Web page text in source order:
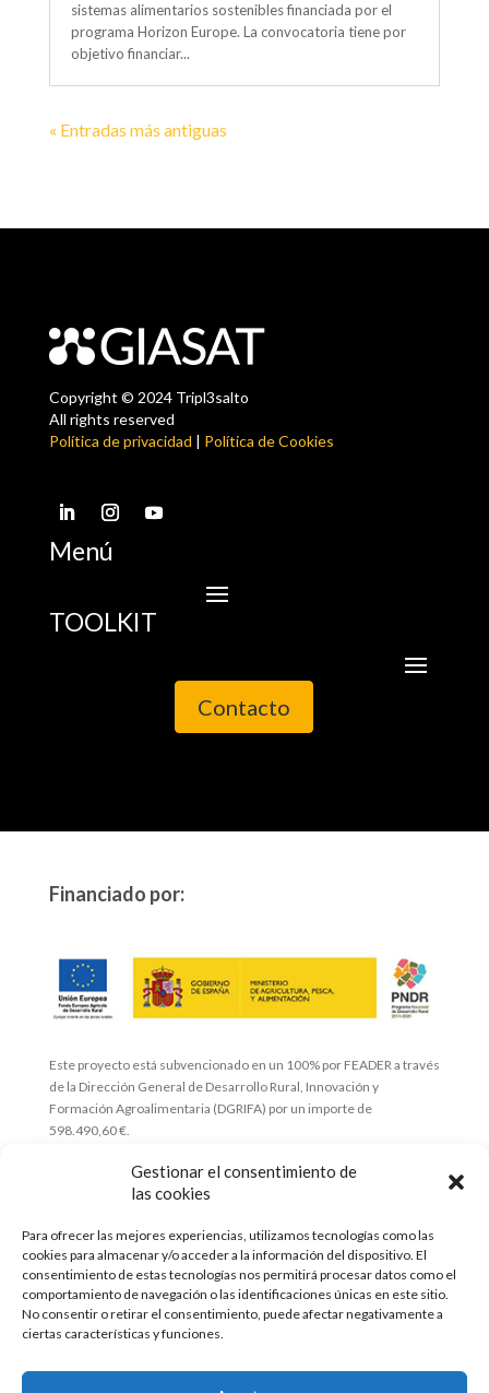
Gestionar el consentimiento de
las cookies
Para ofrecer las mejores experiencias, utilizamos tecnologías como las
cookies para almacenar y/o acceder a la información del dispositivo. El
consentimiento de estas tecnologías nos permitirá procesar datos como el
comportamiento de navegación o las identificaciones únicas en este sitio.
No consentir o retirar el consentimiento, puede afectar negativamente a
ciertas características y funciones.
sistemas alimentarios sostenibles financiada por el
programa Horizon Europe. La convocatoria tiene por
objetivo financiar...
« Entradas más antiguas
Copyright © 2024 Tripl3salto
All rights reserved
Política de privacidad | Política de Cookies
Menú
TOOLKIT
Contacto
Financiado por:
Este proyecto está subvencionado en un 100% por FEADER a través
de la Dirección General de Desarrollo Rural, Innovación y
Formación Agroalimentaria (DGRIFA) por un importe de
598.490,60 €.
FEADER a través de la Dirección General de Desarrollo Rural,
Innovación y Formación Agroalimentaria (DGRIFA).
GIASAT y no refleja necesariamente la opinión del financiador.
Comisión Europea
Con el apoyo de: